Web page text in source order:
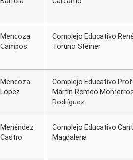
Mendoza
Campos
Complejo Educativo
Toruño Steiner
Mendoza
López
Complejo Educativo
Martín Romeo
Rodríguez
Menéndez
Castro
Complejo Educativo
Magdalena